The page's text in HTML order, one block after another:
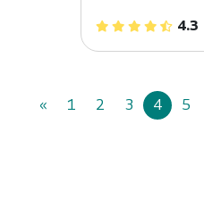
4.3
« 1 2 3 4 5